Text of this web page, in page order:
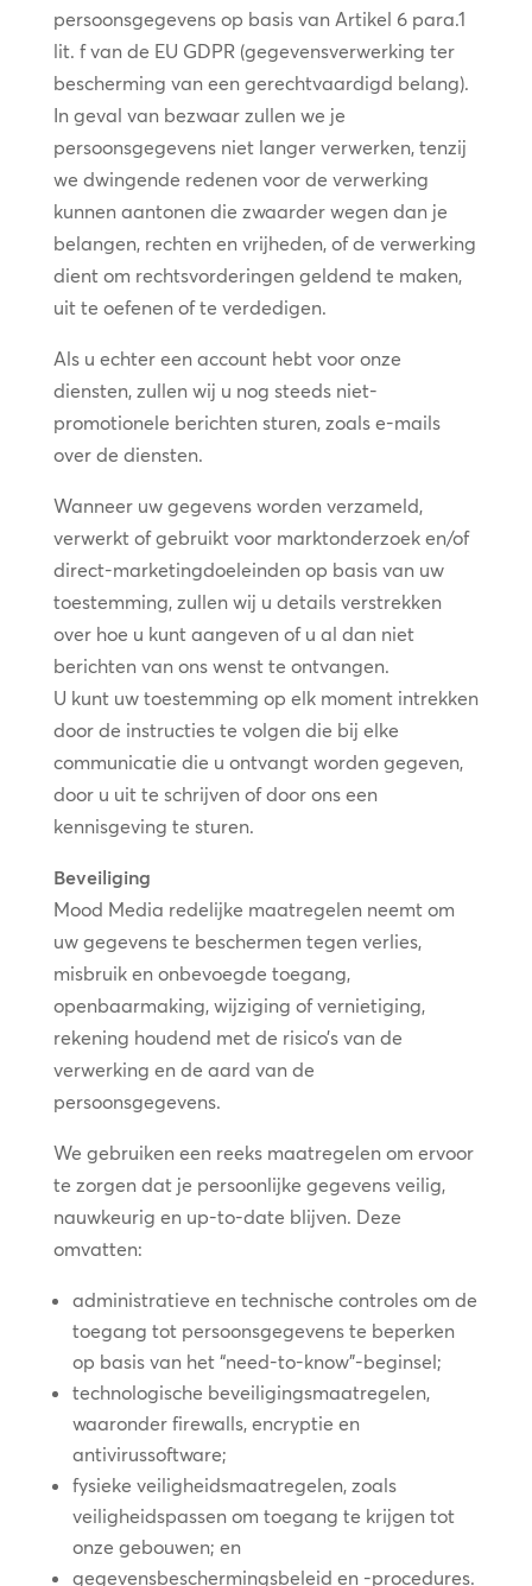
persoonsgegevens op basis van Artikel 6 para.1
lit. f van de EU GDPR (gegevensverwerking ter
bescherming van een gerechtvaardigd belang).
In geval van bezwaar zullen we je
persoonsgegevens niet langer verwerken, tenzij
we dwingende redenen voor de verwerking
kunnen aantonen die zwaarder wegen dan je
belangen, rechten en vrijheden, of de verwerking
dient om rechtsvorderingen geldend te maken,
uit te oefenen of te verdedigen.
Als u echter een account hebt voor onze
diensten, zullen wij u nog steeds niet-
promotionele berichten sturen, zoals e-mails
over de diensten.
Wanneer uw gegevens worden verzameld,
verwerkt of gebruikt voor marktonderzoek en/of
direct-marketingdoeleinden op basis van uw
toestemming, zullen wij u details verstrekken
over hoe u kunt aangeven of u al dan niet
berichten van ons wenst te ontvangen.
U kunt uw toestemming op elk moment intrekken
door de instructies te volgen die bij elke
communicatie die u ontvangt worden gegeven,
door u uit te schrijven of door ons een
kennisgeving te sturen.
Beveiliging
Mood Media redelijke maatregelen neemt om
uw gegevens te beschermen tegen verlies,
misbruik en onbevoegde toegang,
openbaarmaking, wijziging of vernietiging,
rekening houdend met de risico’s van de
verwerking en de aard van de
persoonsgegevens.
We gebruiken een reeks maatregelen om ervoor
te zorgen dat je persoonlijke gegevens veilig,
nauwkeurig en up-to-date blijven. Deze
omvatten:
administratieve en technische controles om de
toegang tot persoonsgegevens te beperken
op basis van het “need-to-know”-beginsel;
technologische beveiligingsmaatregelen,
waaronder firewalls, encryptie en
antivirussoftware;
fysieke veiligheidsmaatregelen, zoals
veiligheidspassen om toegang te krijgen tot
onze gebouwen; en
gegevensbeschermingsbeleid en -procedures.